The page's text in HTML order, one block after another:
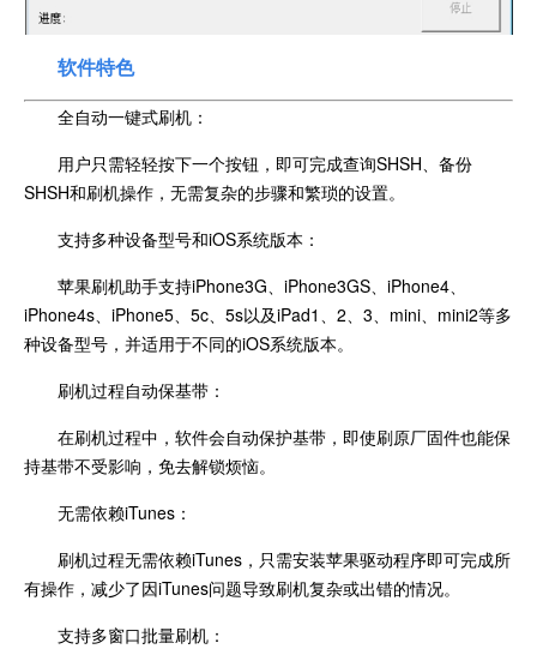
软件特色
全自动一键式刷机：
用户只需轻轻按下一个按钮，即可完成查询SHSH、备份
SHSH和刷机操作，无需复杂的步骤和繁琐的设置。
支持多种设备型号和iOS系统版本：
苹果刷机助手支持iPhone3G、iPhone3GS、iPhone4、
iPhone4s、iPhone5、5c、5s以及iPad1、2、3、mini、mini2等多
种设备型号，并适用于不同的iOS系统版本。
刷机过程自动保基带：
在刷机过程中，软件会自动保护基带，即使刷原厂固件也能保
持基带不受影响，免去解锁烦恼。
无需依赖iTunes：
刷机过程无需依赖iTunes，只需安装苹果驱动程序即可完成所
有操作，减少了因iTunes问题导致刷机复杂或出错的情况。
支持多窗口批量刷机：